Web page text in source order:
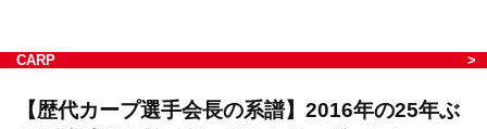
CARP
【歴代カープ選手会長の系譜】2016年の25年ぶ